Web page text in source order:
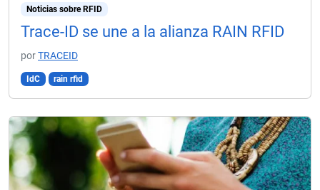
Noticias sobre RFID
Trace-ID se une a la alianza RAIN RFID
porTRACEID
IdC rain rfid